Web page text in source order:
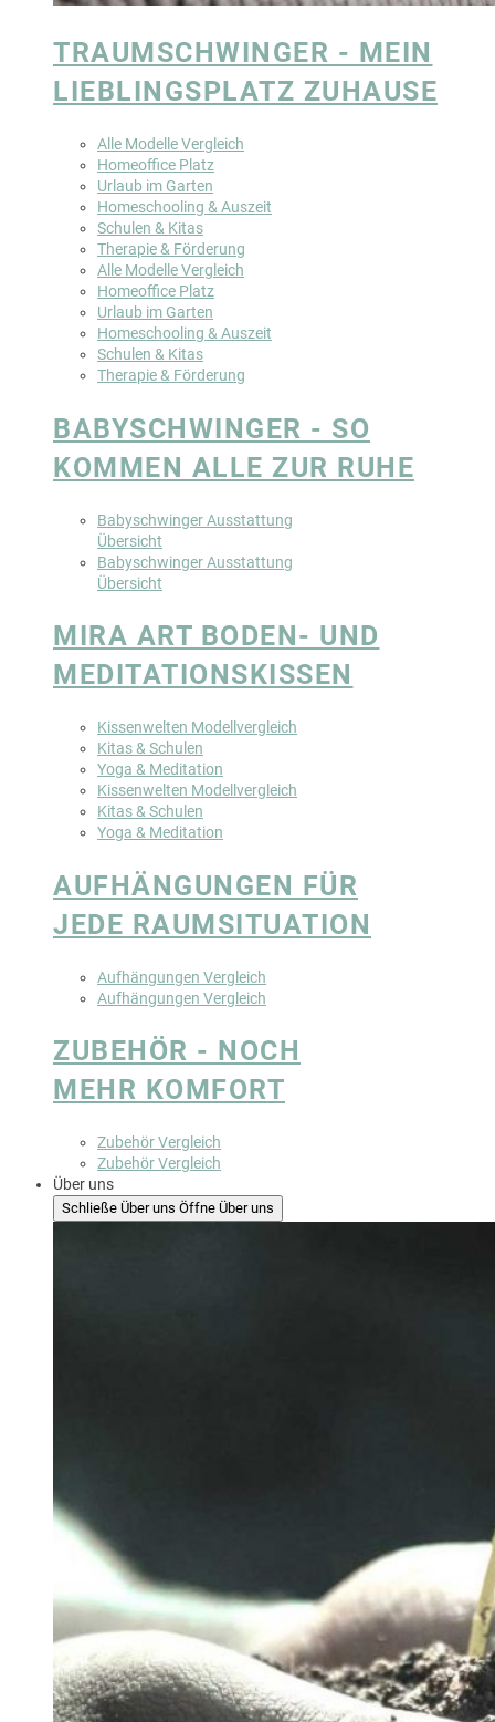
TRAUMSCHWINGER - MEIN
LIEBLINGSPLATZ ZUHAUSE
Alle Modelle Vergleich
Homeoffice Platz
Urlaub im Garten
Homeschooling & Auszeit
Schulen & Kitas
Therapie & Förderung
Alle Modelle Vergleich
Homeoffice Platz
Urlaub im Garten
Homeschooling & Auszeit
Schulen & Kitas
Therapie & Förderung
BABYSCHWINGER - SO
KOMMEN ALLE ZUR RUHE
Babyschwinger Ausstattung
Übersicht
Babyschwinger Ausstattung
Übersicht
MIRA ART BODEN- UND
MEDITATIONSKISSEN
Kissenwelten Modellvergleich
Kitas & Schulen
Yoga & Meditation
Kissenwelten Modellvergleich
Kitas & Schulen
Yoga & Meditation
AUFHÄNGUNGEN FÜR
JEDE RAUMSITUATION
Aufhängungen Vergleich
Aufhängungen Vergleich
ZUBEHÖR - NOCH
MEHR KOMFORT
Zubehör Vergleich
Zubehör Vergleich
Über uns
Schließe Über uns Öffne Über uns